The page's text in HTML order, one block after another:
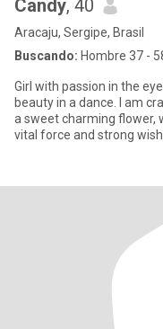
Candy, 40
Aracaju, Sergipe, Brasil
Buscando: Hombre 37 -
Girl with passion in the
beauty in a dance. I am
a sweet charming flower,
vital force and strong